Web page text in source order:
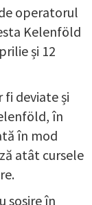
operatorul
Kelenföld
și 12
deviate și
în
în mod
atât cursele
sosire în